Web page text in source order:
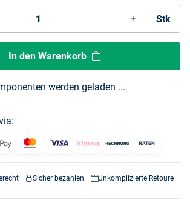
Stk
In den Warenkorb
werden geladen ...
Sicher bezahlen Unkomplizierte Retoure